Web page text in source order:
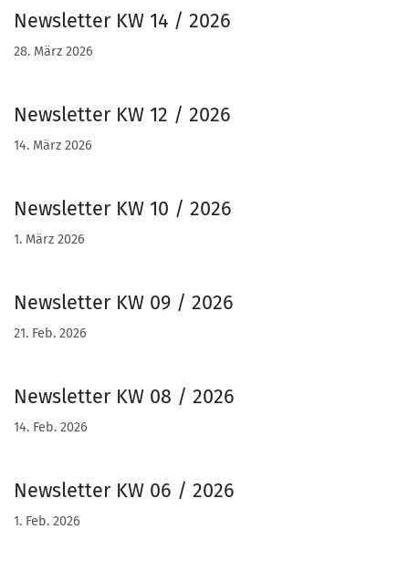
Newsletter KW 14 / 2026
28. März 2026
Newsletter KW 12 / 2026
14. März 2026
Newsletter KW 10 / 2026
1. März 2026
Newsletter KW 09 / 2026
21. Feb. 2026
Newsletter KW 08 / 2026
14. Feb. 2026
Newsletter KW 06 / 2026
1. Feb. 2026